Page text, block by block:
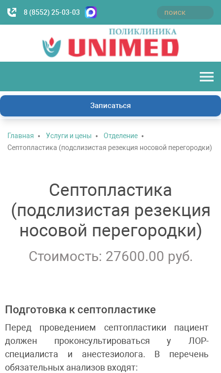
8 (8552) 25-03-03
Записаться
Главная Услуги и цены
Отделение
Септопластика (подслизистая резекция носовой перегородки)
Септопластика
(подслизистая резекция
носовой перегородки)
Стоимость: 27600.00 руб.
Подготовка к септопластике
Перед проведением септопластики пациент
должен проконсультироваться у ЛОР-
специалиста и анестезиолога. В перечень
обязательных анализов входят: